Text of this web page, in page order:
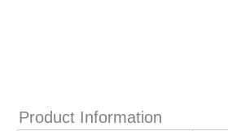
Product Information